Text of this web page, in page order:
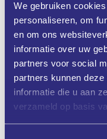
We gebruiken
personaliseren, om
en om ons
informatie over uw
partners voor social
partners kunnen
informatie die u aan
verzameld op basis